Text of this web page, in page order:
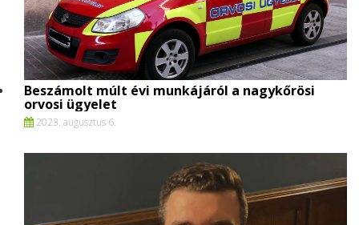
Beszámolt múlt évi munkájáról a nagykőrösi
orvosi ügyelet
2023. augusztus 6.